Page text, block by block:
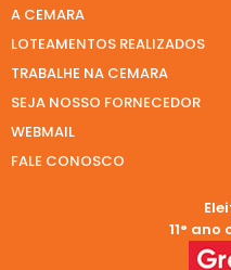
A CEMARA
LOTEAMENTOS REALIZADOS
TRABALHE NA CEMARA
SEJA NOSSO FORNECEDOR
WEBMAIL
FALE CONOSCO
11°